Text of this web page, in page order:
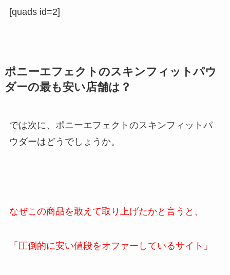
[quads id=2]
ポニーエフェクトのスキンフィットパウ
ダーの最も安い店舗は？
では次に、ポニーエフェクトのスキンフィットパ
ウダーはどうでしょうか。
なぜこの商品を敢えて取り上げたかと言うと、
「圧倒的に安い値段をオファーしているサイト」